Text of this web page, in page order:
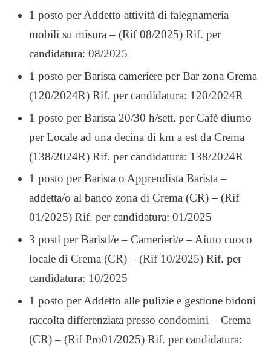
1 posto per Addetto attività di falegnameria
mobili su misura – (Rif 08/2025) Rif. per
candidatura: 08/2025
1 posto per Barista cameriere per Bar zona Crema
(120/2024R) Rif. per candidatura: 120/2024R
1 posto per Barista 20/30 h/sett. per Cafè diurno
per Locale ad una decina di km a est da Crema
(138/2024R) Rif. per candidatura: 138/2024R
1 posto per Barista o Apprendista Barista –
addetta/o al banco zona di Crema (CR) – (Rif
01/2025) Rif. per candidatura: 01/2025
3 posti per Baristi/e – Camerieri/e – Aiuto cuoco
locale di Crema (CR) – (Rif 10/2025) Rif. per
candidatura: 10/2025
1 posto per Addetto alle pulizie e gestione bidoni
raccolta differenziata presso condomini – Crema
(CR) – (Rif Pro01/2025) Rif. per candidatura: